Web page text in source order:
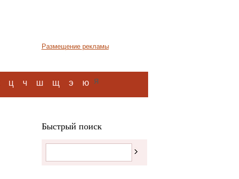
Размещение рекламы
ц ч ш щ э ю я
Быстрый поиск